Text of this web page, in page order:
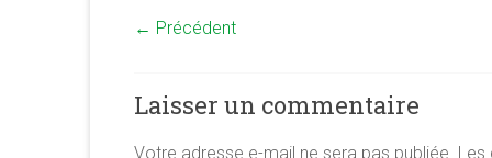
← Précédent
Laisser un commentaire
Votre adresse e-mail ne sera pas publiée. Les